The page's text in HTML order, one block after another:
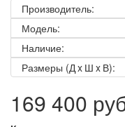
Производитель:
Модель:
Наличие:
Размеры (Д x Ш x В):
169 400